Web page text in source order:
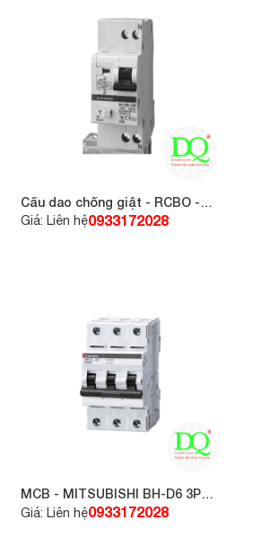
Cầu dao chống giật - RCBO -
RCCB BV-DN 1PN 6A 30
Giá: Liên hệ0933172028
MCB - MITSUBISHI BH-D6 3P
63A
Giá: Liên hệ0933172028